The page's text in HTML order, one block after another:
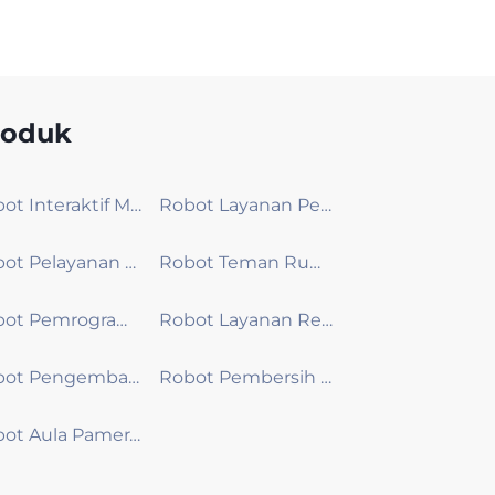
Robot Interaktif Model Besar Robot Layanan Pengiriman
Robot Pelayanan Publik Robot Teman Rumah
Robot Pemrograman Edukasi Robot Layanan Resepsionis
Robot Pengembangan Tampilan Kustom Robot Pembersih Patroli
Robot Aula Pameran